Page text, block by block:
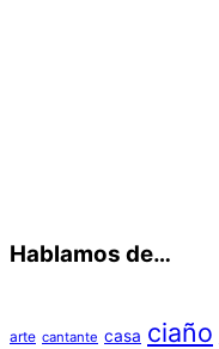
Hablamos de…
arte cantante casa ciaño